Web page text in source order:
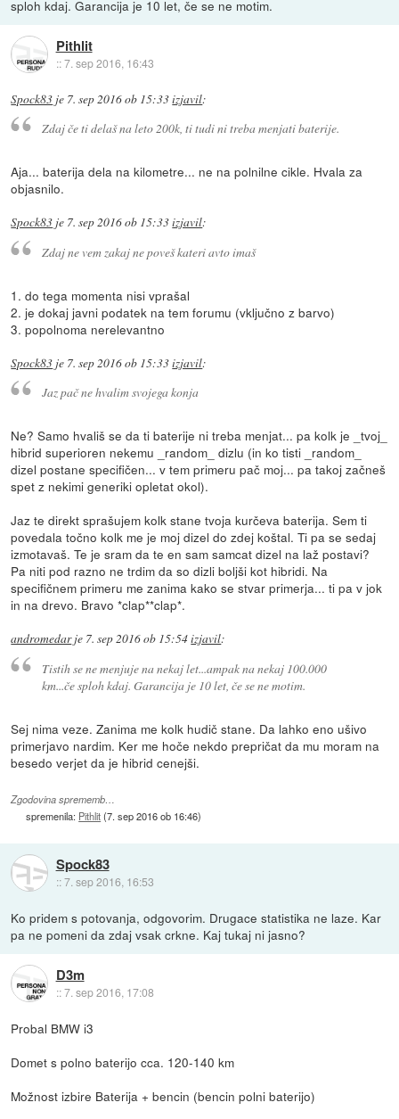
sploh kdaj. Garancija je 10 let, če se ne motim.
Pithlit
::7. sep 2016, 16:43
Spock83 je 7. sep 2016 ob 15:33izjavil:
Zdaj če ti delaš na leto 200k, ti tudi ni treba menjati baterije.
Aja... baterija dela na kilometre... ne na polnilne cikle. Hvala za
objasnilo.
Spock83 je 7. sep 2016 ob 15:33izjavil:
Zdaj ne vem zakaj ne poveš kateri avto imaš
1. do tega momenta nisi vprašal
2. je dokaj javni podatek na tem forumu (vključno z barvo)
3. popolnoma nerelevantno
Spock83 je 7. sep 2016 ob 15:33izjavil:
Jaz pač ne hvalim svojega konja
Ne? Samo hvališ se da ti baterije ni treba menjat... pa kolk je _tvoj_
hibrid superioren nekemu _random_ dizlu (in ko tisti _random_
dizel postane specifičen... v tem primeru pač moj... pa takoj začneš
spet z nekimi generiki opletat okol).
Jaz te direkt sprašujem kolk stane tvoja kurčeva baterija. Sem ti
povedala točno kolk me je moj dizel do zdej koštal. Ti pa se sedaj
izmotavaš. Te je sram da te en sam samcat dizel na laž postavi?
Pa niti pod razno ne trdim da so dizli boljši kot hibridi. Na
specifičnem primeru me zanima kako se stvar primerja... ti pa v jok
in na drevo. Bravo *clap**clap*.
andromedarje 7. sep 2016 ob 15:54izjavil:
Tistih se ne menjuje na nekaj let...ampak na nekaj 100.000
km...če sploh kdaj. Garancija je 10 let, če se ne motim.
Sej nima veze. Zanima me kolk hudič stane. Da lahko eno ušivo
primerjavo nardim. Ker me hoče nekdo prepričat da mu moram na
besedo verjet da je hibrid cenejši.
Zgodovina sprememb…
spremenila: Pithlit(7. sep 2016 ob 16:46)
Spock83
::7. sep 2016, 16:53
Ko pridem s potovanja, odgovorim. Drugace statistika ne laze. Kar
pa ne pomeni da zdaj vsak crkne. Kaj tukaj ni jasno?
D3m
::7. sep 2016, 17:08
Probal BMW i3
Domet s polno baterijo cca. 120-140 km
Možnost izbire Baterija + bencin (bencin polni baterijo)